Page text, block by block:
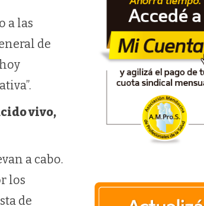
a las
de
vivo,
a cabo.
los
de